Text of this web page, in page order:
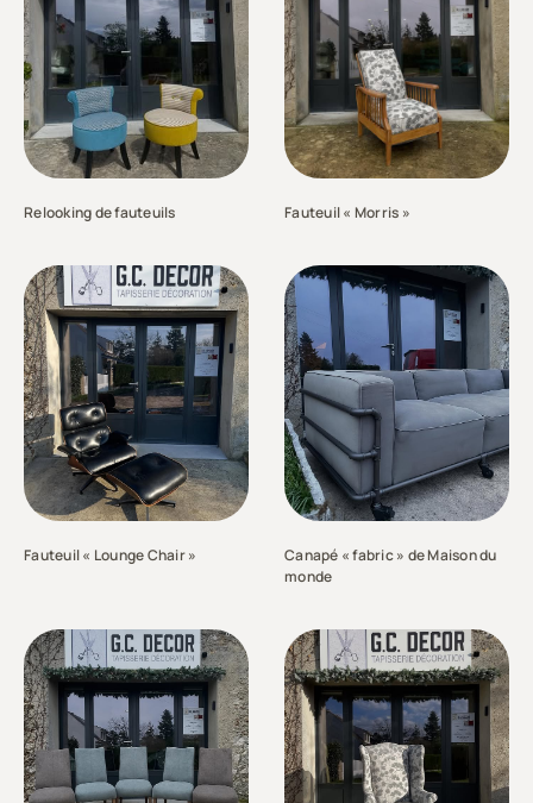
Relooking de fauteuils Fauteuil « Morris »
Fauteuil « Lounge Chair »
Canapé « fabric » de Maison du
monde